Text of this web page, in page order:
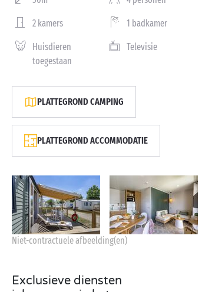
2 kamers 1 badkamer
Huisdieren
toegestaan
Televisie
PLATTEGROND CAMPING
PLATTEGROND ACCOMMODATIE
Niet-contractuele afbeelding(en)
Exclusieve diensten